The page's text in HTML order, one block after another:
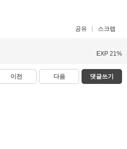
공유 스크랩
EXP 21%
이전 다음 댓글쓰기